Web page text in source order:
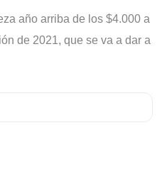
año arriba de los $4.000 a
de 2021, que se va a dar a